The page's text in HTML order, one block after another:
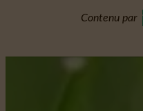
Contenu par